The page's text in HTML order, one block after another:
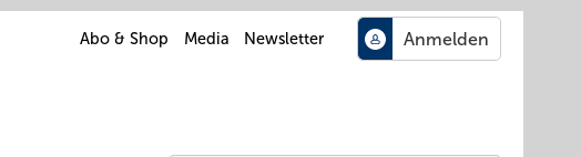
Abo & Shop Media Newsletter